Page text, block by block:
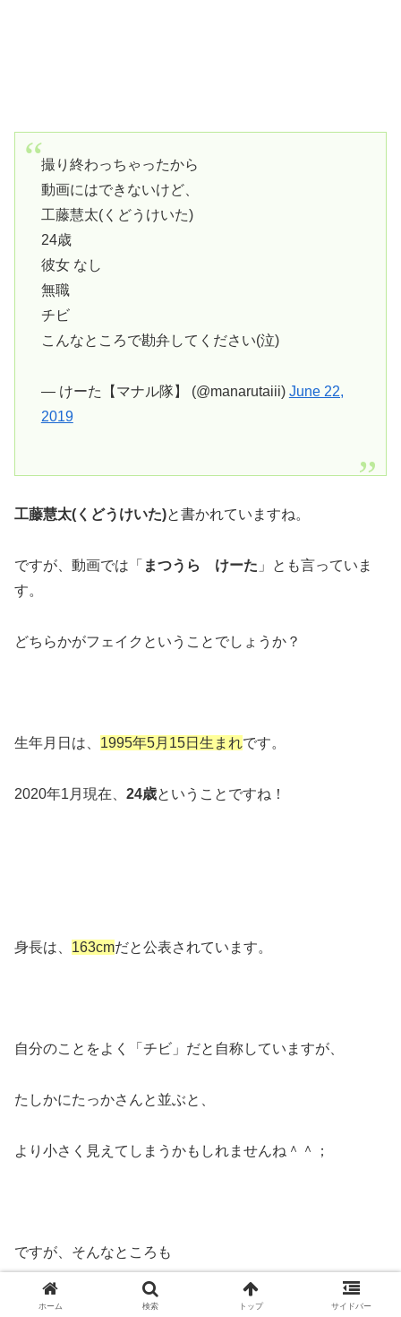
撮り終わっちゃったから
動画にはできないけど、
工藤慧太(くどうけいた)
24歳
彼女 なし
無職
チビ
こんなところで勘弁してください(泣)
— けーた【マナル隊】 (@manarutaiii) June 22,
2019
工藤慧太(くどうけいた)と書かれていますね。
ですが、動画では「 まつうら けーた 」とも言っていま
す。
どちらかがフェイクということでしょうか？
生年月日は、 1995年5月15日生まれです。
2020年1月現在、 24歳ということですね！
身長は、 163cmだと公表されています。
自分のことをよく「チビ」だと自称していますが、
たしかにたっかさんと並ぶと、
より小さく見えてしまうかもしれませんね＾＾；
ですが、そんなところも
けーたさんのチャーミングポイントだと思います！
ホーム 検索 トップ サイドバー